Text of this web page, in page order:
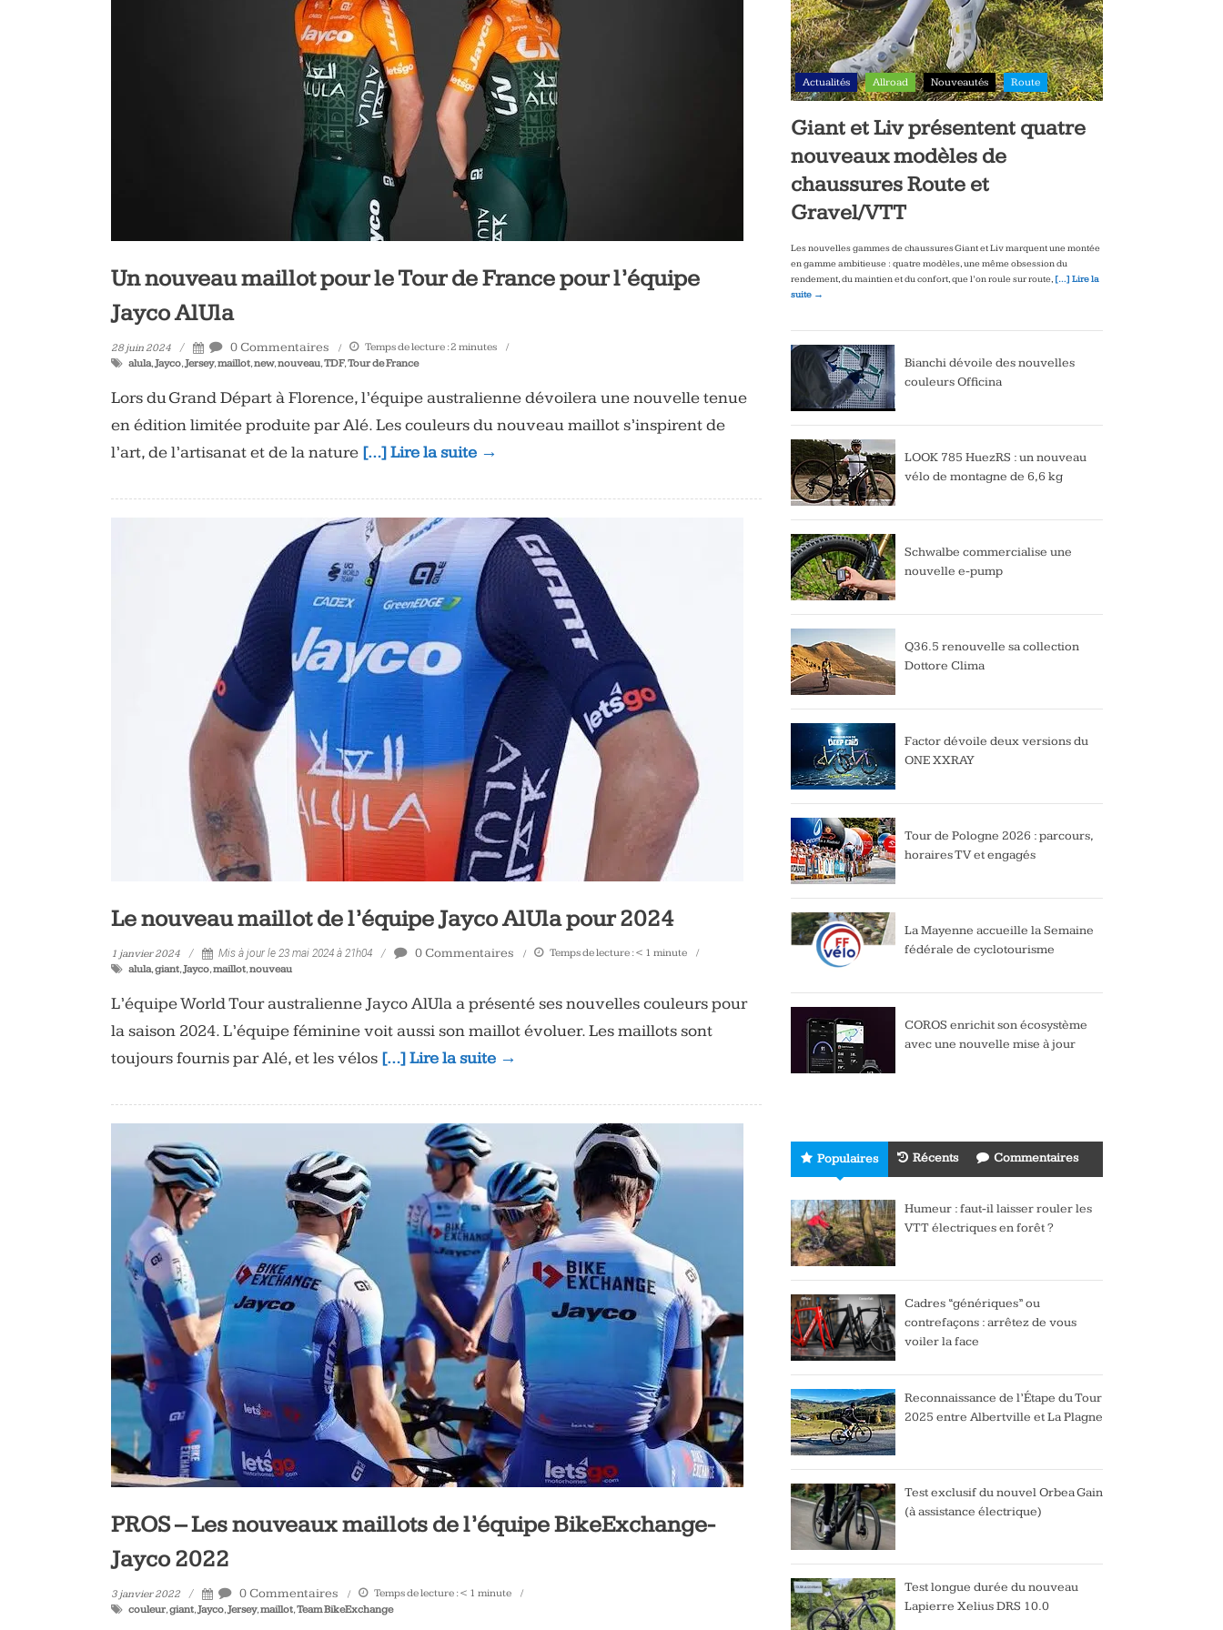
Un nouveau maillot pour le Tour de France pour l’équipe
Jayco AlUla
28 juin 2024 0 Commentaires Temps de lecture :2 minutes
alula,Jayco,Jersey,maillot,new,nouveau,TDF,Tour de France
Lors du Grand Départ à Florence, l’équipe australienne dévoilera une nouvelle tenue
en édition limitée produite par Alé. Les couleurs du nouveau maillot s’inspirent de
l’art, de l’artisanat et de la nature […] Lire la suite →
Le nouveau maillot de l’équipe Jayco AlUla pour 2024
1 janvier 2024 Mis à jour le 23 mai 2024 à 21h04 0 Commentaires Temps de lecture : < 1 minute
alula,giant,Jayco,maillot,nouveau
L’équipe World Tour australienne Jayco AlUla a présenté ses nouvelles couleurs pour
la saison 2024. L’équipe féminine voit aussi son maillot évoluer. Les maillots sont
toujours fournis par Alé, et les vélos […] Lire la suite →
PROS – Les nouveaux maillots de l’équipe BikeExchange-
Jayco 2022
3 janvier 2022 0 Commentaires Temps de lecture : < 1 minute
couleur,giant,Jayco,Jersey,maillot,Team BikeExchange
Actualités Allroad Nouveautés Route
Giant et Liv présentent quatre
nouveaux modèles de
chaussures Route et
Gravel/VTT
Les nouvelles gammes de chaussures Giant et Liv marquent une montée
en gamme ambitieuse : quatre modèles, une même obsession du
rendement, du maintien et du confort, que l’on roule sur route, […] Lire la
suite →
Bianchi dévoile des nouvelles
couleurs Officina
LOOK 785 HuezRS : un nouveau
vélo de montagne de 6,6 kg
Schwalbe commercialise une
nouvelle e-pump
Q36.5 renouvelle sa collection
Dottore Clima
Factor dévoile deux versions du
ONE XXRAY
Tour de Pologne 2026 : parcours,
horaires TV et engagés
La Mayenne accueille la Semaine
fédérale de cyclotourisme
COROS enrichit son écosystème
avec une nouvelle mise à jour
Populaires Récents Commentaires
Humeur : faut-il laisser rouler les
VTT électriques en forêt ?
Cadres “génériques” ou
contrefaçons : arrêtez de vous
voiler la face
Reconnaissance de l’Étape du Tour
2025 entre Albertville et La Plagne
Test exclusif du nouvel Orbea Gain
(à assistance électrique)
Test longue durée du nouveau
Lapierre Xelius DRS 10.0